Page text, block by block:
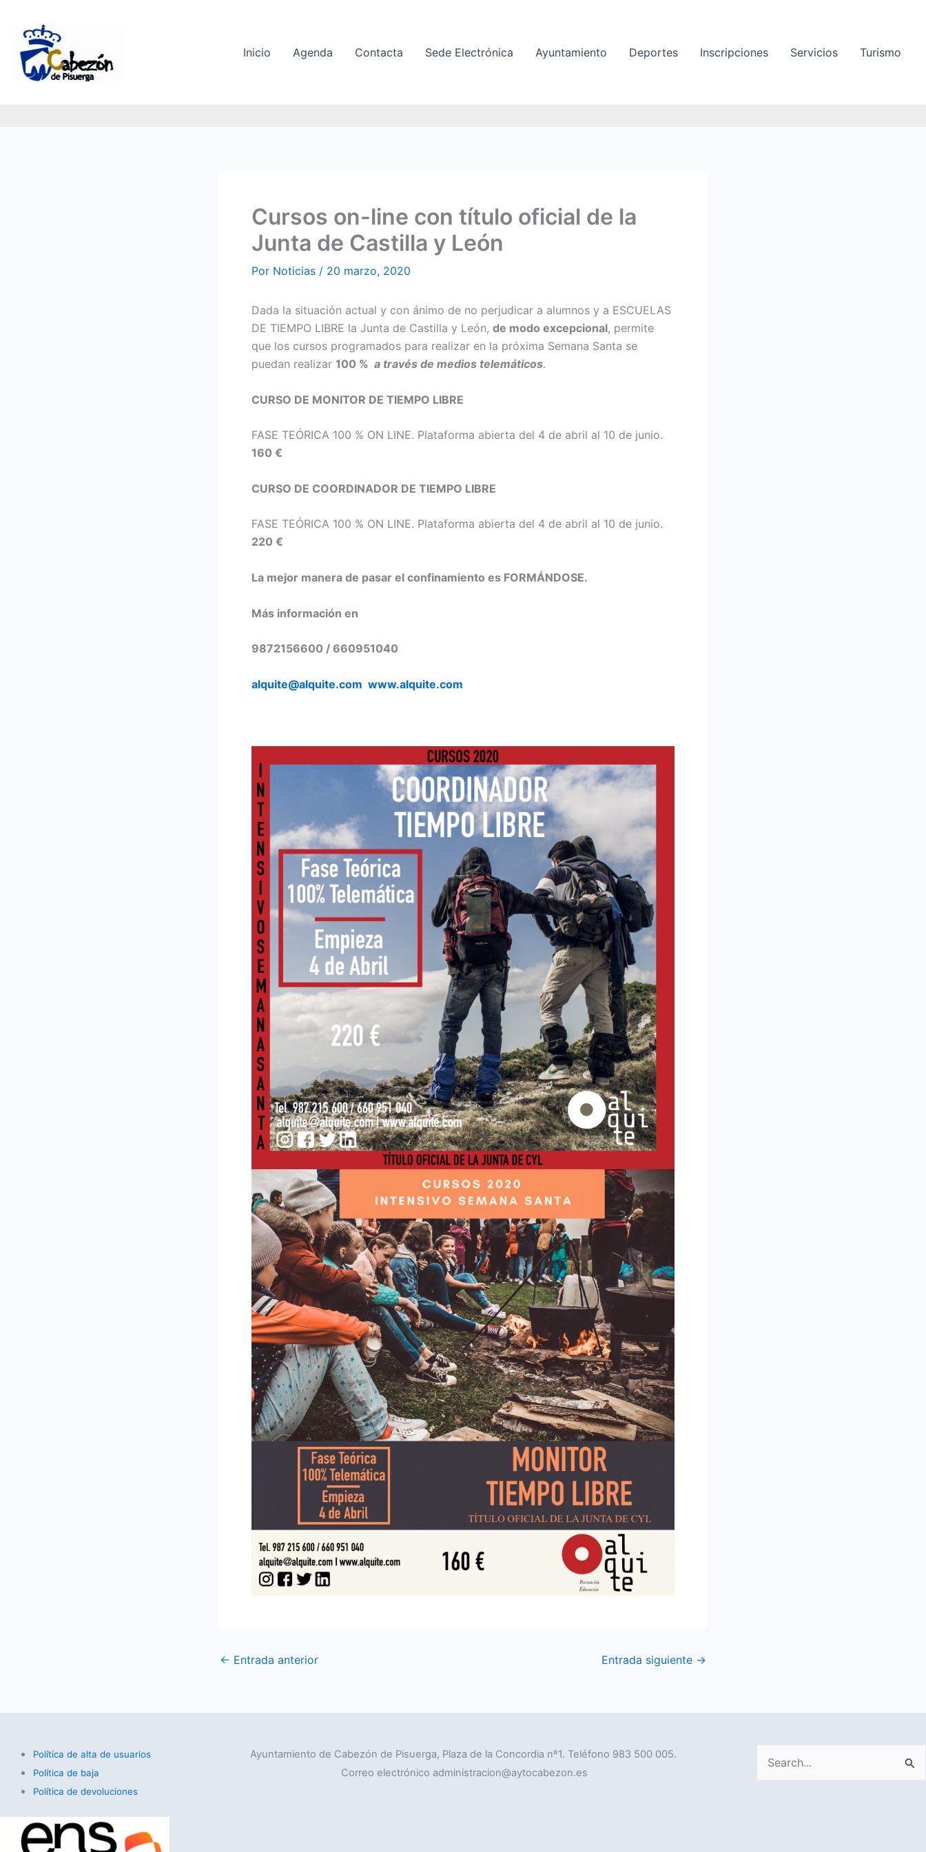
contenido
Inicio Agenda Contacta Sede Electrónica Ayuntamiento Deportes Inscripciones Servicios Turismo
Cursos on-line con título oficial de la
Junta de Castilla y León
Por Noticias / 20 marzo, 2020
Dada la situación actual y con ánimo de no perjudicar a alumnos y a ESCUELAS
DE TIEMPO LIBRE la Junta de Castilla y León, de modo excepcional, permite
que los cursos programados para realizar en la próxima Semana Santa se
puedan realizar 100 % a través de medios telemáticos.
CURSO DE MONITOR DE TIEMPO LIBRE
FASE TEÓRICA 100 % ON LINE. Plataforma abierta del 4 de abril al 10 de junio.
160 €
CURSO DE COORDINADOR DE TIEMPO LIBRE
FASE TEÓRICA 100 % ON LINE. Plataforma abierta del 4 de abril al 10 de junio.
220 €
La mejor manera de pasar el confinamiento es FORMÁNDOSE.
Más información en
9872156600 / 660951040
alquite@alquite.com www.alquite.com
← Entrada anterior Entrada siguiente →
Política de alta de usuarios
Política de baja
Política de devoluciones
Ayuntamiento de Cabezón de Pisuerga, Plaza de la Concordia nº1. Teléfono 983 500 005.
Correo electrónico administracion@aytocabezon.es
Buscar
por: